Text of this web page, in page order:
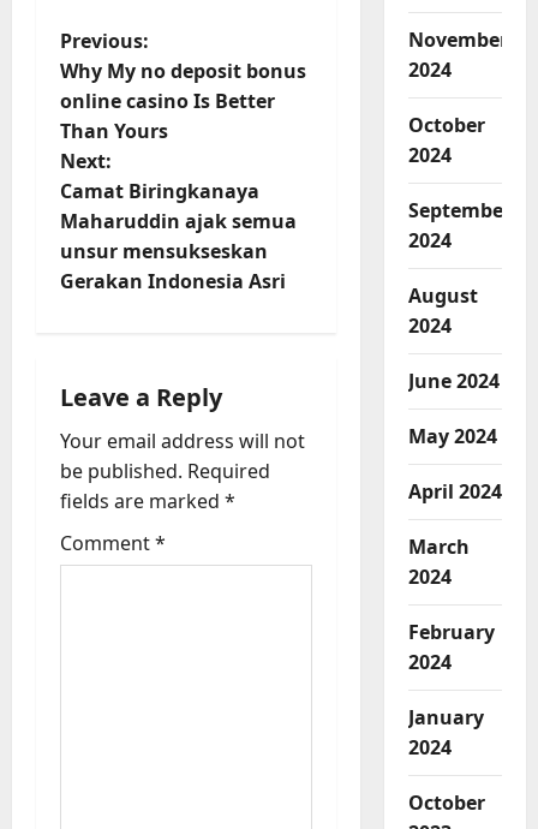
P
o
s
t
n
a
i
g
a
t
Previous:
Why My no deposit bonus
online casino Is Better
Than Yours
Next:
Camat Biringkanaya
Maharuddin ajak semua
unsur mensukseskan
Gerakan Indonesia Asri
Leave a Reply
Your email address will not
be published. Required
fields are marked *
Comment*
November
2024
October
2024
September
2024
August
2024
June 2024
May 2024
April 2024
March
2024
February
2024
January
2024
October